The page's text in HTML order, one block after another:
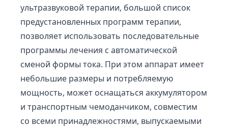
ультразвуковой терапии, большой список
предустановленных программ терапии,
позволяет использовать последовательные
программы лечения с автоматической
сменой формы тока. При этом аппарат имеет
небольшие размеры и потребляемую
мощность, может оснащаться аккумулятором
и транспортным чемоданчиком, совместим
со всеми принадлежностями, выпускаемыми